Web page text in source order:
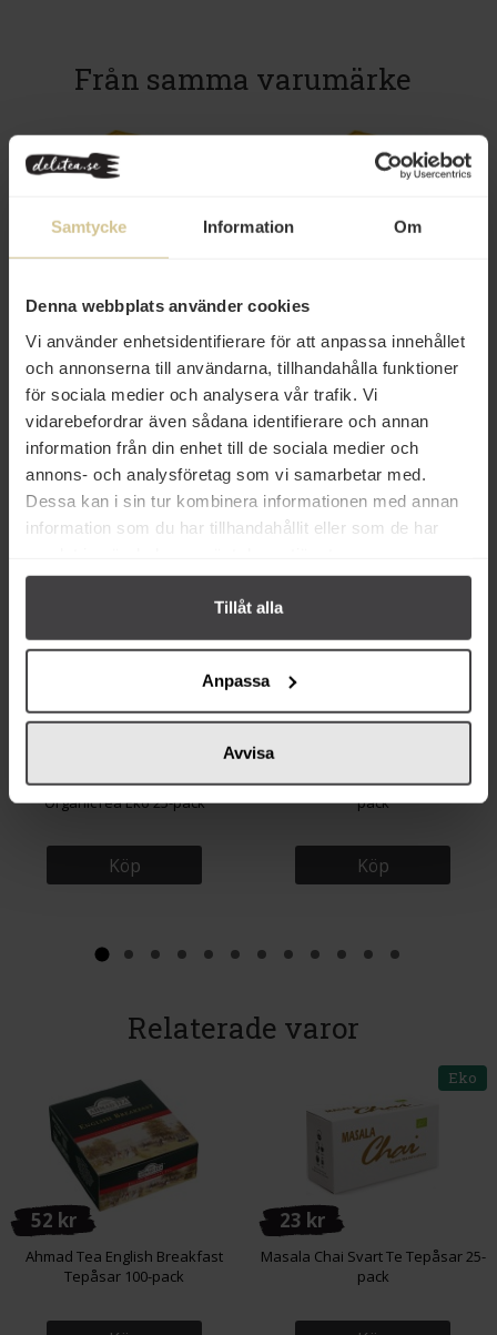
Samtycke Information Om
Denna webbplats använder cookies
Vi använder enhetsidentifierare för att anpassa innehållet
och annonserna till användarna, tillhandahålla funktioner
för sociala medier och analysera vår trafik. Vi
vidarebefordrar även sådana identifierare och annan
information från din enhet till de sociala medier och
annons- och analysföretag som vi samarbetar med.
Dessa kan i sin tur kombinera informationen med annan
information som du har tillhandahållit eller som de har
Tillåt alla
Anpassa
Avvisa
Från samma varumärke
Brew Tea Co English Breakfast
Köp
Brew Tea Co English Breakfast
Köp
Bradley's Golden Chai
OrganicTea Eko 25-pack
Köp
Joe's Tea Co The Berry Best 15-
pack
Köp
Relaterade varor
52 kr
Ahmad Tea English Breakfast
Tepåsar 100-pack
23 kr
Eko
Masala Chai Svart Te Tepåsar 25-
pack